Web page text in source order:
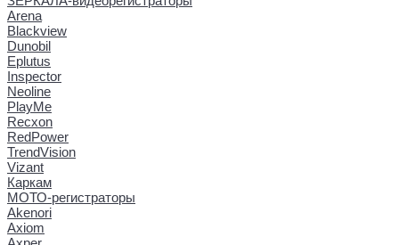
Arena
Blackview
Dunobil
Eplutus
Inspector
Neoline
PlayMe
Recxon
RedPower
TrendVision
Vizant
Каркам
МОТО-регистраторы
Akenori
Axiom